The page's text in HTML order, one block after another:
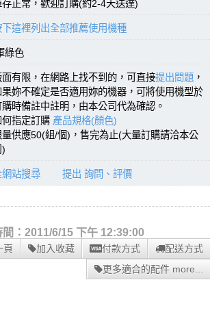
存正常，歡迎訂購(約2-4天送達)
下這裡列出全部推薦使用機種
綠色
面有限，在網路上找不到的，可直接提出問題 ，
果妳不確定是否適用妳的機器，可將使用機型於
購時備註中註明，由本公司代為確認。
何指定訂購 產品規格(顏色)
量供應50(組/個)，售完為止(大量訂購請洽本公
)
網站搜尋 提出 詢問、評價
間：2011/6/15 下午 12:39:00
頁 加入收藏 付款方式
配送方式
更多適合的配件 more...